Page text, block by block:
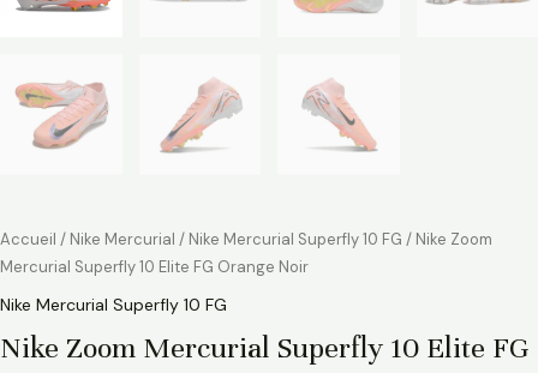
Accueil / Nike Mercurial / Nike Mercurial Superfly 10 FG / Nike Zoom
Mercurial Superfly 10 Elite FG Orange Noir
Nike Mercurial Superfly 10 FG
Nike Zoom Mercurial Superfly 10 Elite FG